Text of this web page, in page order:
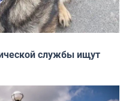
службы ищут